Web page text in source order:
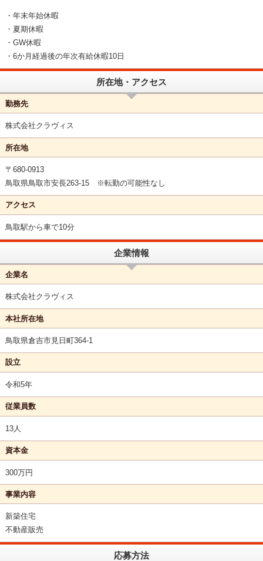
・年末年始休暇
・夏期休暇
・GW休暇
・6か月経過後の年次有給休暇10日
所在地・アクセス
勤務先
株式会社クラヴィス
所在地
〒680-0913
鳥取県鳥取市安長263-15 ※転勤の可能性なし
アクセス
鳥取駅から車で10分
企業情報
企業名
株式会社クラヴィス
本社所在地
鳥取県倉吉市見日町364-1
設立
令和5年
従業員数
13人
資本金
300万円
事業内容
新築住宅
不動産販売
応募方法